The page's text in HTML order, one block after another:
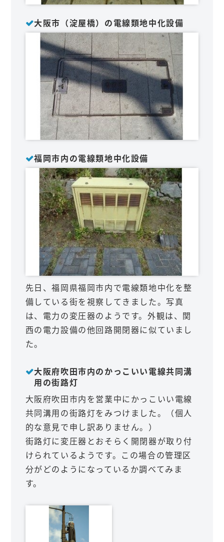
大阪市（淀屋橋）の電線類地中化設備
福岡市内の電線類地中化設備
先日、福岡県福岡市内で電線類地中化を整
備している街を視察してきました。写真
は、電力の変圧器のようです。外観は、関
西の電力設備の他回路開閉器に似ていまし
た。
大阪府吹田市内のかっこいい電線共同溝
用の街路灯
大阪府吹田市内を営業中にかっこいい電線
共同溝用の街路灯をみつけました。（個人
的な意見で申し訳ありません。）
街路灯に変圧器とおそらく開閉器が取り付
けられているようです。この場合の管理区
分がどのようになっているか調べてみま
す。